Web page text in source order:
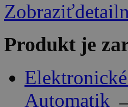
Produkt je
Automatik